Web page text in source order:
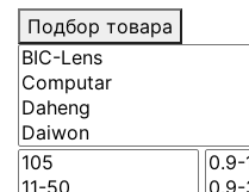
Подбор товара